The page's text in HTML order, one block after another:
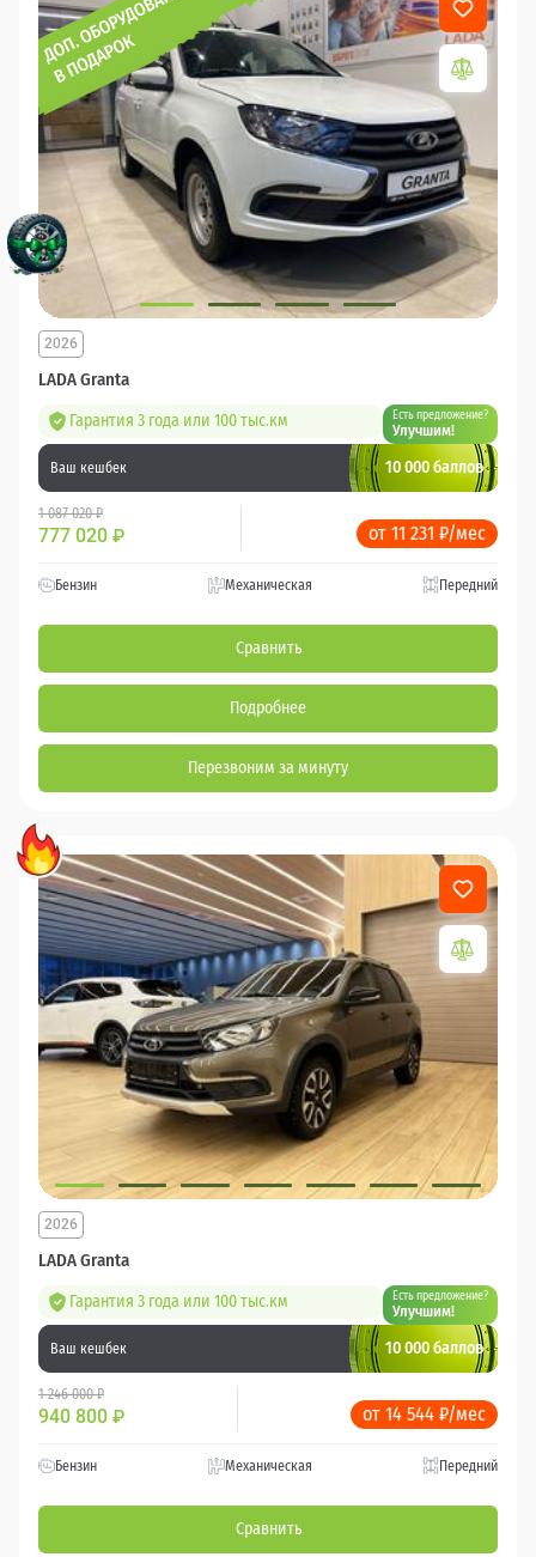
LADA Granta
2026
Гарантия 3 года или 100 тыс.км Есть предложение?
Улучшим!
Ваш кешбек 10 000 баллов
1 087 020 ₽
777 020 ₽ от 11 231 ₽/мес
Бензин Механическая Передний
Сравнить
Подробнее
Перезвоним за минуту
LADA Granta
2026
Гарантия 3 года или 100 тыс.км Есть предложение?
Улучшим!
Ваш кешбек 10 000 баллов
1 246 000 ₽
940 800 ₽ от 14 544 ₽/мес
Бензин Механическая Передний
Сравнить